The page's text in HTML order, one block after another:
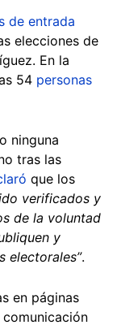
de entrada
elecciones de
En la
54 personas
ninguna
tras las
que los
verificados y
de la voluntad
y
electorales”.
en páginas